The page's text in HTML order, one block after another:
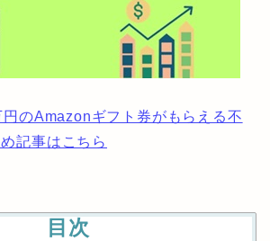
円のAmazonギフト券がもらえる不
記事はこちら
目次